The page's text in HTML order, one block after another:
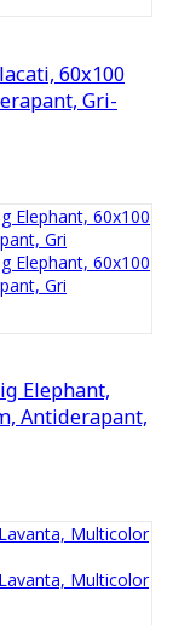
60x100
Gri-
Elephant,
Antiderapant,